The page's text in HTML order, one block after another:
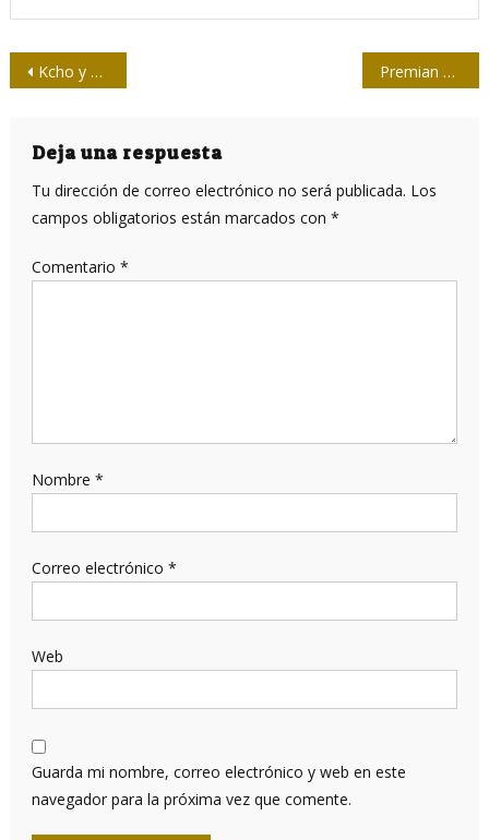
Navegación
entradas
Kcho y el peso de la isla Premian a periodistas guantanameros por la obra de la vida y el año
Deja una respuesta
Tu dirección de correo electrónico no será publicada. Los
campos obligatorios están marcados con *
Comentario *
Nombre *
Correo electrónico *
Web
Guarda mi nombre, correo electrónico y web en este
navegador para la próxima vez que comente.